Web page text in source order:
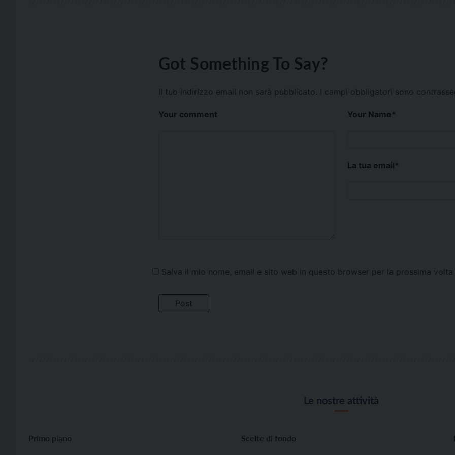
Got Something To Say?
Il tuo indirizzo email non sarà pubblicato. I campi obbligatori sono
Your comment Your Name*
La tua email*
Salva il mio nome, email e sito web in questo browser per la prossima
Le nostre attività
Primo piano
Scelte di fondo